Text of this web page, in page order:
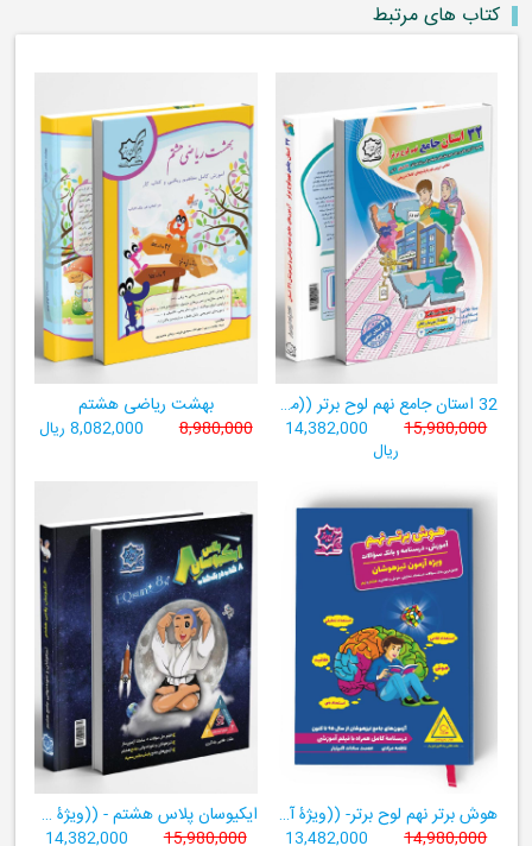
کتاب های مرتبط
32 استان جامع نهم لوح برتر ((مجموعه آزمون‌های وروردی دبیرستان‌های نمونه‌دولتی 31 استان کشور+ فیلم‌های آموزشی +سامانۀ آزمون ساز آنلاین))
15,980,000
14,382,000
ریال
بهشت ریاضی هشتم
8,980,000 8,082,000 ریال
هوش برتر نهم لوح برتر- ((ویژۀ آزمون تیزهوشان پایۀ نهم+ فیلم آموزشی + سامانۀ آزمون‌ساز رایگان))
14,980,000
13,482,000
ایکیوسان پلاس هشتم - ((ویژۀ مدارس نمونه دولتی، تیزهوشان و سمپاد+ فیلم‌های آموزشی+سامانۀ آزمون‌ساز رایگان))
15,980,000
14,382,000